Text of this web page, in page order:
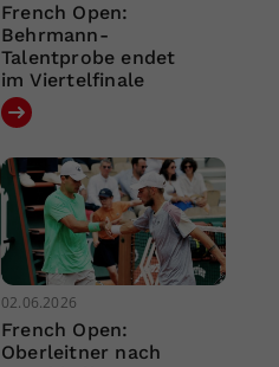
French Open:
Behrmann-
Talentprobe endet
im Viertelfinale
02.06.2026
French Open:
Oberleitner nach